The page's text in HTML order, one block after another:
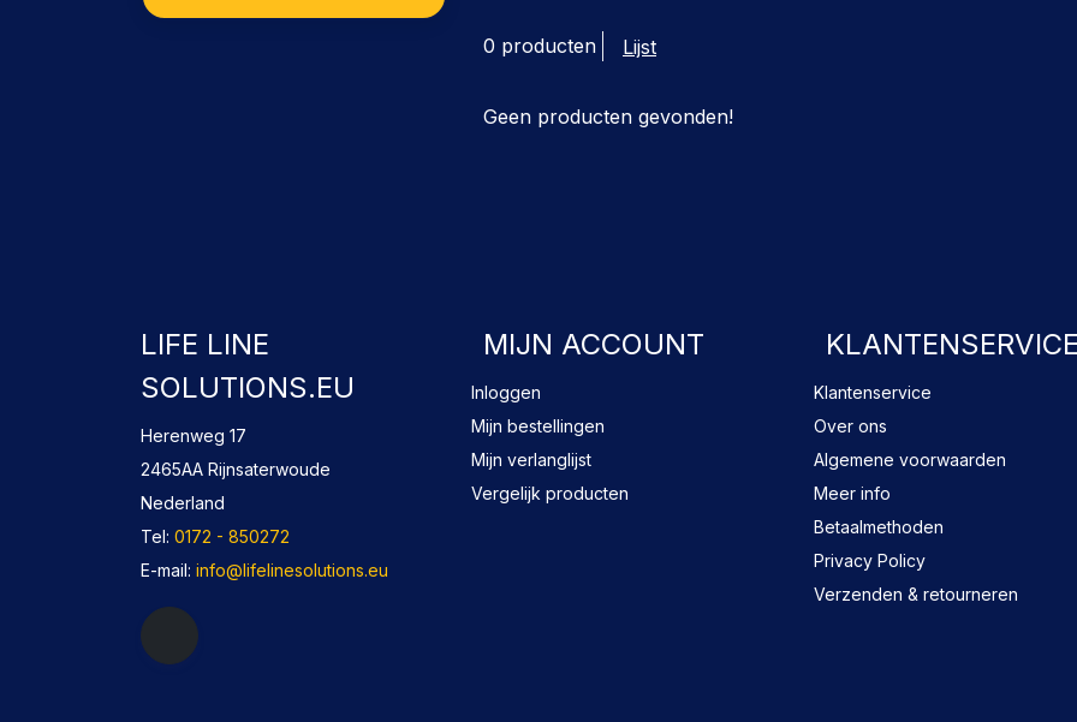
0 producten Lijst
Geen producten gevonden!
LIFE LINE
SOLUTIONS.EU
Herenweg 17
2465AA Rijnsaterwoude
Nederland
Tel: 0172 - 850272
E-mail: info@lifelinesolutions.eu
MIJN ACCOUNT
Inloggen
Mijn bestellingen
Mijn verlanglijst
Vergelijk producten
Klantenservice
Over ons
Algemene voorwaarden
Meer info
Betaalmethoden
Privacy Policy
Verzenden & retourneren